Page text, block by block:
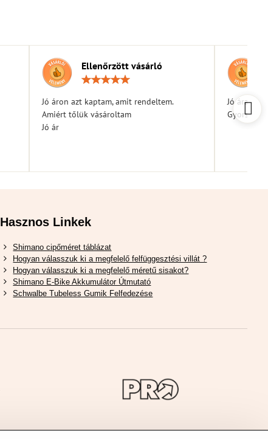
Ellenőrzött vásárló
/
5
Jó áron azt kaptam, amit rendeltem.
Amiért tőlük vásároltam
Jó ár
Jó árak
Gyors
Hasznos Linkek
Shimano cipőméret táblázat
Hogyan válasszuk ki a megfelelő felfüggesztési villát ?
Hogyan válasszuk ki a megfelelő méretű sisakot?
Shimano E-Bike Akkumulátor Útmutató
Schwalbe Tubeless Gumik Felfedezése